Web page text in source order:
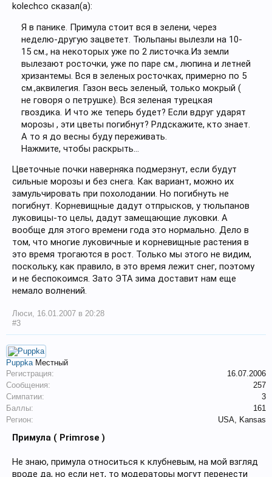
kolechco сказал(а):
Я в панике. Примула стоит вся в зелени, через
неделю-другую зацветет. Тюльпаны вылезли на 10-
15 см., на некоторых уже по 2 листочка.Из земли
вылезают росточки, уже по паре см., люпина и летней
хризантемы. Вся в зеленых росточках, примерно по 5
см.,аквилегия. Газон весь зеленый, только мокрый (
не говоря о петрушке). Вся зеленая турецкая
гвоздика. И что же теперь будет? Если вдруг ударят
морозы , эти цветы погибнут? Рлдскажите, кто знает.
А то я до весны буду переживать.
Нажмите, чтобы раскрыть...
Цветочные почки наверняка подмерзнут, если будут
сильные морозы и без снега. Как вариант, можно их
замульчировать при похолодании. Но погибнуть не
погибнут. Корневищные дадут отпрысков, у тюльпанов
луковицы-то целы, дадут замещающие луковки. А
вообще для этого времени года это нормально. Дело в
том, что многие луковичные и корневищные растения в
это время трогаются в рост. Только мы этого не видим,
поскольку, как правило, в это время лежит снег, поэтому
и не беспокоимся. Зато ЭТА зима доставит нам еще
немало волнений.
Люси, 16.01.2007 в 20:28
#3
Puppka Местный
Регистрация:
16.07.2006
Сообщения:
257
Симпатии:
3
Баллы:
161
Регион:
USA, Kansas
Примула ( Primrose )
Не знаю, примула относиться к клубневым, на мой взгляд
вроде да, но если нет, то модераторы могут перенести